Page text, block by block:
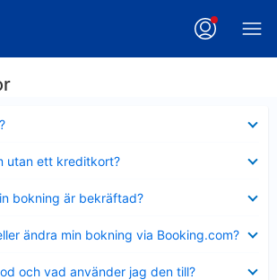
utan ett kreditkort?
bokning är bekräftad?
ändra min bokning via Booking.com?
och vad använder jag den till?